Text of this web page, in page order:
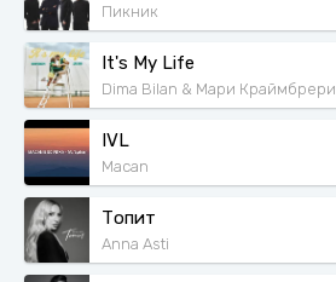
Пикник
It's My Life
Dima Bilan & Мари Краймбрери
IVL
Macan
Топит
Anna Asti